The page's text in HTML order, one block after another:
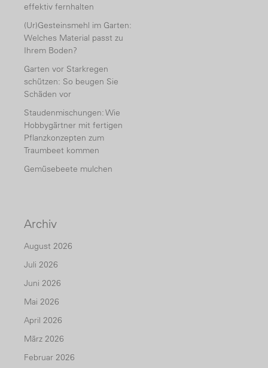
effektiv fernhalten
(Ur)Gesteinsmehl im Garten:
Welches Material passt zu
Ihrem Boden?
Garten vor Starkregen
schützen: So beugen Sie
Schäden vor
Staudenmischungen: Wie
Hobbygärtner mit fertigen
Pflanzkonzepten zum
Traumbeet kommen
Gemüsebeete mulchen
Archiv
August 2026
Juli 2026
Juni 2026
Mai 2026
April 2026
März 2026
Februar 2026